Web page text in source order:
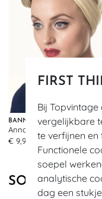
FIRST
Bij
vergelijkbare
te verfijnen en
Functionele
soepel
analytische
dag een
BANNED RETRO
€ 9,95